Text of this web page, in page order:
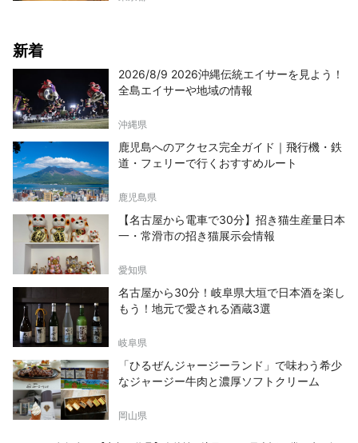
新着
2026/8/9 2026沖縄伝統エイサーを見よう！
全島エイサーや地域の情報
沖縄県
鹿児島へのアクセス完全ガイド｜飛行機・鉄
道・フェリーで行くおすすめルート
鹿児島県
【名古屋から電車で30分】招き猫生産量日本
一・常滑市の招き猫展示会情報
愛知県
名古屋から30分！岐阜県大垣で日本酒を楽し
もう！地元で愛される酒蔵3選
岐阜県
「ひるぜんジャージーランド」で味わう希少
なジャージー牛肉と濃厚ソフトクリーム
岡山県